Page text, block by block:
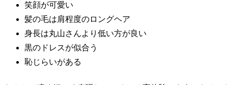
笑顔が可愛い
髪の毛は肩程度のロングヘア
身長は丸山さんより低い方が良い
黒のドレスが似合う
恥じらいがある